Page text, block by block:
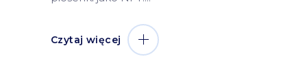
Czytaj więcej